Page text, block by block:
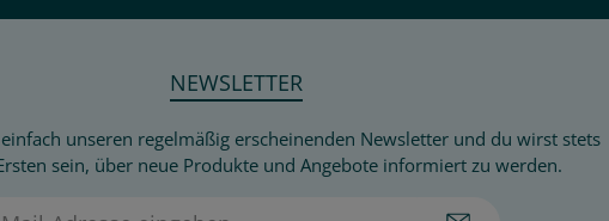
NEWSLETTER
unseren regelmäßig erscheinenden Newsletter und du wirst stets
sein, über neue Produkte und Angebote informiert zu werden.